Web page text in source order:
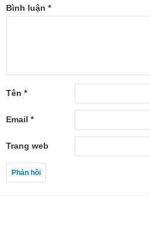
Bình luận *
Tên *
Email *
Trang web